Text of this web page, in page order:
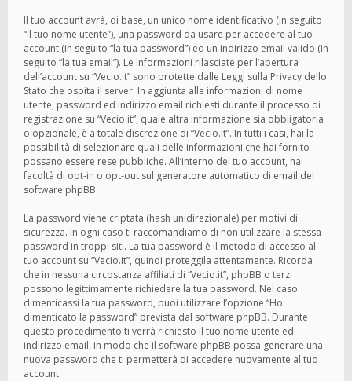
Il tuo account avrà, di base, un unico nome identificativo (in seguito
“il tuo nome utente”), una password da usare per accedere al tuo
account (in seguito “la tua password”) ed un indirizzo email valido (in
seguito “la tua email”). Le informazioni rilasciate per l’apertura
dell’account su “Vecio.it” sono protette dalle Leggi sulla Privacy dello
Stato che ospita il server. In aggiunta alle informazioni di nome
utente, password ed indirizzo email richiesti durante il processo di
registrazione su “Vecio.it”, quale altra informazione sia obbligatoria
o opzionale, è a totale discrezione di “Vecio.it”. In tutti i casi, hai la
possibilità di selezionare quali delle informazioni che hai fornito
possano essere rese pubbliche. All’interno del tuo account, hai
facoltà di opt-in o opt-out sul generatore automatico di email del
software phpBB.
La password viene criptata (hash unidirezionale) per motivi di
sicurezza. In ogni caso ti raccomandiamo di non utilizzare la stessa
password in troppi siti. La tua password è il metodo di accesso al
tuo account su “Vecio.it”, quindi proteggila attentamente. Ricorda
che in nessuna circostanza affiliati di “Vecio.it”, phpBB o terzi
possono legittimamente richiedere la tua password. Nel caso
dimenticassi la tua password, puoi utilizzare l’opzione “Ho
dimenticato la password” prevista dal software phpBB. Durante
questo procedimento ti verrà richiesto il tuo nome utente ed
indirizzo email, in modo che il software phpBB possa generare una
nuova password che ti permetterà di accedere nuovamente al tuo
account.